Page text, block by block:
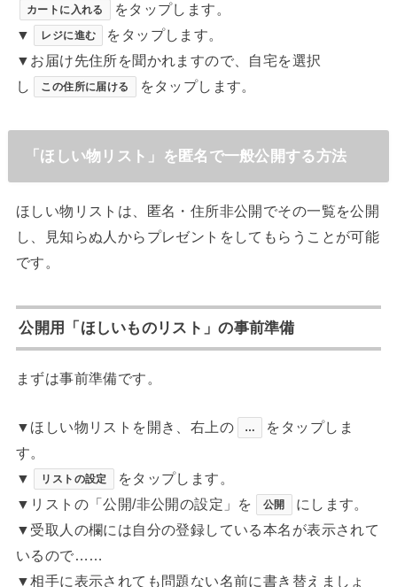
カートに入れる
をタップします。
▼
レジに進む
をタップします。
▼お届け先住所を聞かれますので、自宅を選択
し
この住所に届ける をタップします。
「ほしい物リスト」を匿名で一般公開する方法
ほしい物リストは、匿名・住所非公開でその一覧を公開
し、見知らぬ人からプレゼントをしてもらうことが可能
です。
公開用「ほしいものリスト」の事前準備
まずは事前準備です。
▼ほしい物リストを開き、右上の …
をタップしま
す。
▼
リストの設定
をタップします。
▼リストの「公開/非公開の設定」を
公開
にします。
▼受取人の欄には自分の登録している本名が表示されて
いるので……
▼相手に表示されても問題ない名前に書き替えましょ